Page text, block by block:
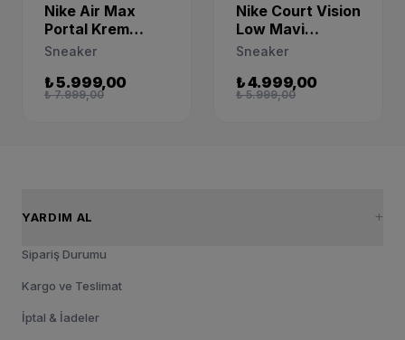
Nike Air Max
Portal Krem
Sneaker IB7698-
Sneaker
₺ 5.999,00
₺ 7.999,00
Nike Court Vision
Low Mavi
Sneaker HJ9135-
Sneaker
₺ 4.999,00
₺ 5.999,00
YARDIM AL
Sipariş Durumu
Kargo ve Teslimat
İptal & İadeler